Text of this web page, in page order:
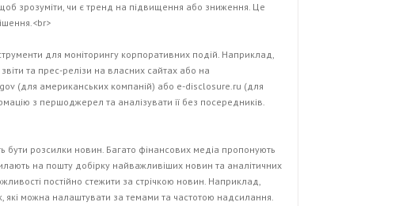
щоб зрозуміти, чи є тренд на підвищення або зниження. Це
для моніторингу корпоративних подій. Наприклад,
та прес-релізи на власних сайтах або на
(для американських компаній) або e-disclosure.ru (для
з першоджерел та аналізувати її без посередників.
бути розсилки новин. Багато фінансових медіа пропонують
на пошту добірку найважливіших новин та аналітичних
постійно стежити за стрічкою новин. Наприклад,
які можна налаштувати за темами та частотою надсилання.